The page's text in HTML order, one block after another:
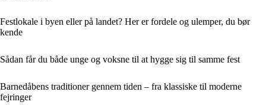
Festlokale i byen eller på landet? Her er fordele og ulemper, du bør
kende
Sådan får du både unge og voksne til at hygge sig til samme fest
Barnedåbens traditioner gennem tiden – fra klassiske til moderne
fejringer